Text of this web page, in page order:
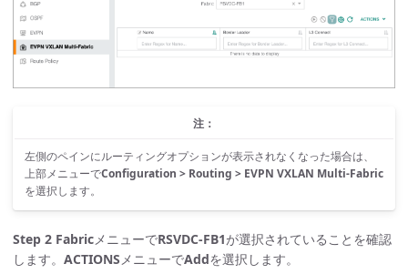
注：
左側のペインにルーティングオプションが表示されなくなった場合は、
上部メニューでConfiguration > Routing > EVPN VXLAN Multi-Fabric
を選択します。
Step 2 Fabric メニューでRSVDC-FB1が選択されていることを確認
します。 ACTIONS メニューでAddを選択します。